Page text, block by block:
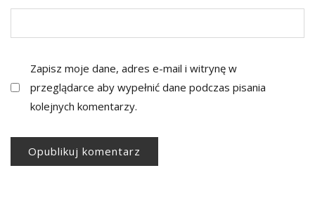
Zapisz moje dane, adres e-mail i witrynę w
przeglądarce aby wypełnić dane podczas pisania
kolejnych komentarzy.